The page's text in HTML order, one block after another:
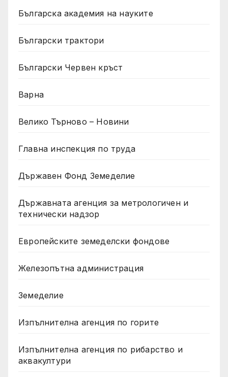
Българска академия на науките
Български трактори
Български Червен кръст
Варна
Велико Търново – Новини
Главна инспекция по труда
Държавен Фонд Земеделие
Държавната агенция за метрологичен и
технически надзор
Европейските земеделски фондове
Железопътна администрация
Земеделие
Изпълнителна агенция по горите
Изпълнителна агенция по рибарство и
аквакултури